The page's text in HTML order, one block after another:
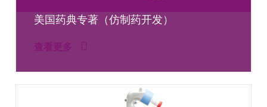
美国药典专著（仿制药开发）
查看更多